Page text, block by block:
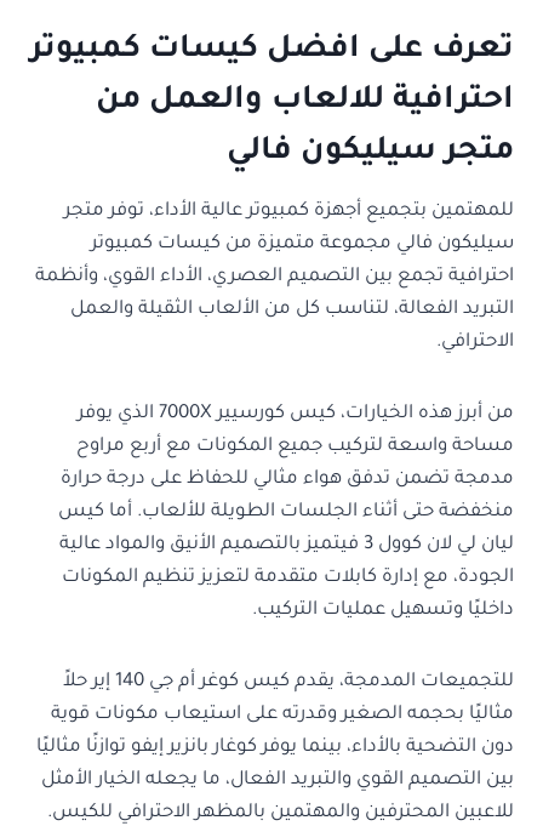
تعرف على افضل كيسات كمبيوتر
احترافية للالعاب والعمل من
متجر سيليكون فالي
للمهتمين بتجميع أجهزة كمبيوتر عالية الأداء، توفر متجر
سيليكون فالي مجموعة متميزة من كيسات كمبيوتر
احترافية تجمع بين التصميم العصري، الأداء القوي، وأنظمة
التبريد الفعالة، لتناسب كل من الألعاب الثقيلة والعمل
الاحترافي.
من أبرز هذه الخيارات، كيس كورسيير 7000X الذي يوفر
مساحة واسعة لتركيب جميع المكونات مع أربع مراوح
مدمجة تضمن تدفق هواء مثالي للحفاظ على درجة حرارة
منخفضة حتى أثناء الجلسات الطويلة للألعاب. أما كيس
ليان لي لان كوول 3 فيتميز بالتصميم الأنيق والمواد عالية
الجودة، مع إدارة كابلات متقدمة لتعزيز تنظيم المكونات
داخليًا وتسهيل عمليات التركيب.
للتجميعات المدمجة، يقدم كيس كوغر أم جي 140 إير حلاً
مثاليًا بحجمه الصغير وقدرته على استيعاب مكونات قوية
دون التضحية بالأداء، بينما يوفر كوغار بانزير إيفو توازنًا مثاليًا
بين التصميم القوي والتبريد الفعال، ما يجعله الخيار الأمثل
للاعبين المحترفين والمهتمين بالمظهر الاحترافي للكيس.